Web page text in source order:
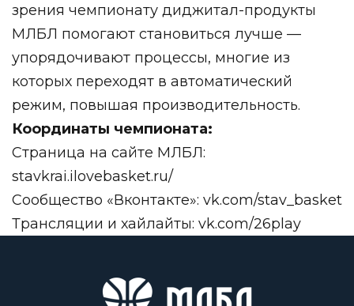
зрения чемпионату диджитал-продукты
МЛБЛ помогают становиться лучше —
упорядочивают процессы, многие из
которых переходят в автоматический
режим, повышая производительность.
Координаты чемпионата:
Страница на сайте МЛБЛ:
stavkrai.ilovebasket.ru/
Сообщество «Вконтакте»: vk.com/stav_basket
Трансляции и хайлайты: vk.com/26play